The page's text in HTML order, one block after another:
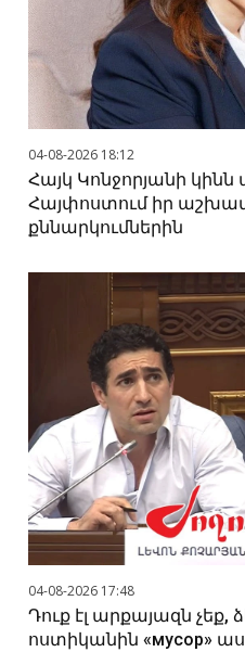
04-08-2026 18:12
Հայկ Կոնջորյանի
Հայփոստում իր
քննարկումներին
04-08-2026 17:48
Դուք էլ արքայազն չեք,
ոստիկանին «мусор»